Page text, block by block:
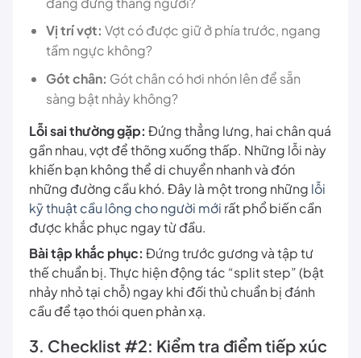
Vị trí vợt: Vợt có được giữ ở phía trước, ngang
tầm ngực không?
Gót chân: Gót chân có hơi nhón lên để sẵn
sàng bật nhảy không?
Lỗi sai thường gặp: Đứng thẳng lưng, hai chân quá
gần nhau, vợt để thõng xuống thấp. Những lỗi này
khiến bạn không thể di chuyển nhanh và đón
những đường cầu khó. Đây là một trong những lỗi
kỹ thuật cầu lông cho người mới rất phổ biến cần
được khắc phục ngay từ đầu.
Bài tập khắc phục: Đứng trước gương và tập tư
thế chuẩn bị. Thực hiện động tác “split step” (bật
nhảy nhỏ tại chỗ) ngay khi đối thủ chuẩn bị đánh
cầu để tạo thói quen phản xạ.
3. Checklist #2: Kiểm tra điểm tiếp xúc